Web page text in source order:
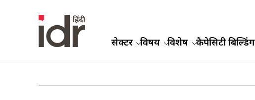
सेक्टर विषय विशेष कैपेसिटी बिल्डिंग